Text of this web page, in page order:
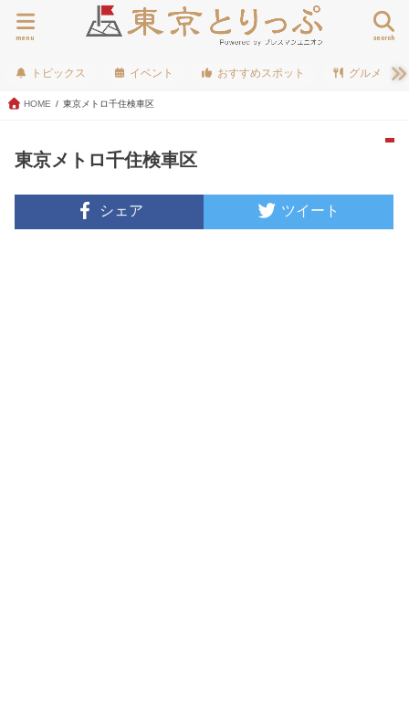
search
menu
トピックス イベント おすすめスポット グルメ
HOME 東京メトロ千住検車区
東京メトロ千住検車区
シェア ツイート